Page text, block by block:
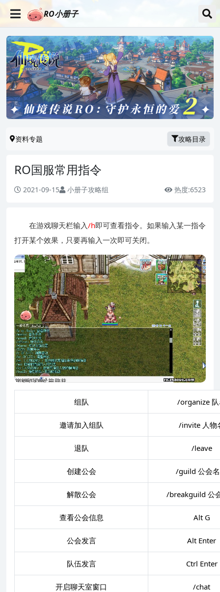
RO小册子
资料专题 攻略目录
RO国服常用指令
2021-09-15 小册子攻略组 热度:6523
在游戏聊天栏输入/h即可查看指令。如果输入某一指令
打开某个效果，只要再输入一次即可关闭。
组队 /organize
邀请加入组队 /invite 人物
退队 /leave
创建公会 /guild 公会
解散公会 /breakguild 公
查看公会信息 Alt G
公会发言 Alt Enter
队伍发言 Ctrl Enter
开启聊天室窗口 /chat